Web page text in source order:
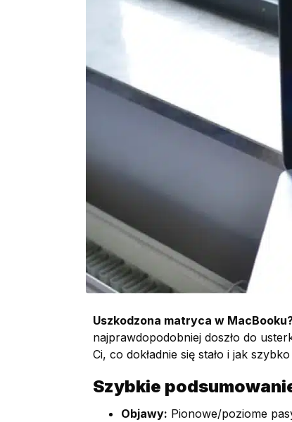
Uszkodzona matryca w
najprawdopodobniej doszło do
Ci, co dokładnie się stało i jak
Szybkie
Objawy: Pionowe/poziome